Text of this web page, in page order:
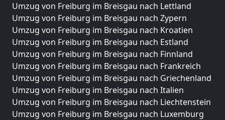
Umzug von Freiburg im Breisgau nach Lettland
Umzug von Freiburg im Breisgau nach Zypern
Umzug von Freiburg im Breisgau nach Kroatien
Umzug von Freiburg im Breisgau nach Estland
Umzug von Freiburg im Breisgau nach Finnland
Umzug von Freiburg im Breisgau nach Frankreich
Umzug von Freiburg im Breisgau nach Griechenland
Umzug von Freiburg im Breisgau nach Italien
Umzug von Freiburg im Breisgau nach Liechtenstein
Umzug von Freiburg im Breisgau nach Luxemburg